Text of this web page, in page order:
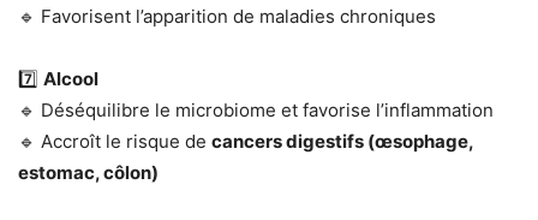
🔹 Favorisent l’apparition de maladies chroniques
7️⃣ Alcool
🔹 Déséquilibre le microbiome et favorise l’inflammation
🔹 Accroît le risque de cancers digestifs (œsophage,
estomac, côlon)